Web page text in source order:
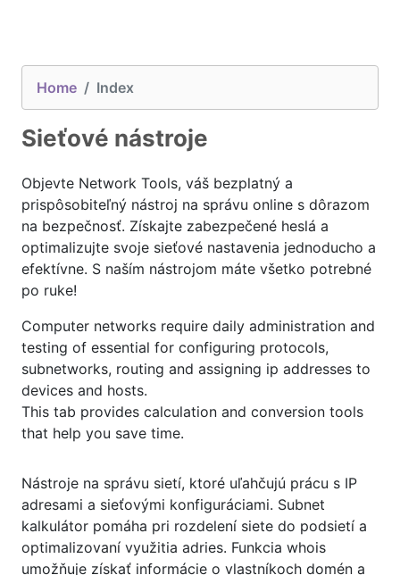
Home Index
Sieťové nástroje
Objevte Network Tools, váš bezplatný a
prispôsobiteľný nástroj na správu online s dôrazom
na bezpečnosť. Získajte zabezpečené heslá a
optimalizujte svoje sieťové nastavenia jednoducho a
efektívne. S naším nástrojom máte všetko potrebné
po ruke!
Computer networks require daily administration and
testing of essential for configuring protocols,
subnetworks, routing and assigning ip addresses to
devices and hosts.
This tab provides calculation and conversion tools
that help you save time.
Nástroje na správu sietí, ktoré uľahčujú prácu s IP
adresami a sieťovými konfiguráciami. Subnet
kalkulátor pomáha pri rozdelení siete do podsietí a
optimalizovaní využitia adries. Funkcia whois
umožňuje získať informácie o vlastníkoch domén a